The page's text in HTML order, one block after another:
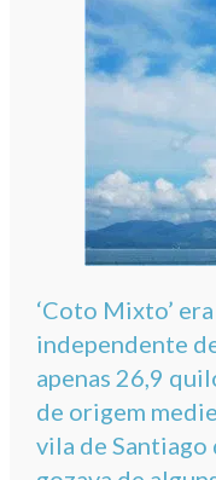
‘Coto Mixto’
independente
apenas 26,9
de origem
vila de